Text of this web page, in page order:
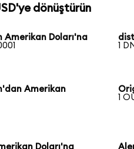
dönüştürün
Amerikan Doları'na
1
Amerikan
1
Doları'na